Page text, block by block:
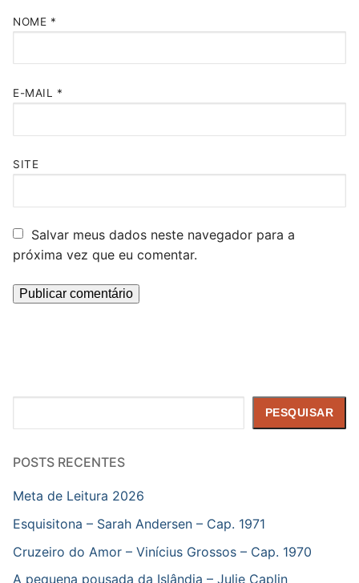
NOME *
E-MAIL *
SITE
Salvar meus dados neste navegador para a
próxima vez que eu comentar.
PESQUISAR
POSTS RECENTES
Meta de Leitura 2026
Esquisitona – Sarah Andersen – Cap. 1971
Cruzeiro do Amor – Vinícius Grossos – Cap. 1970
A pequena pousada da Islândia – Julie Caplin